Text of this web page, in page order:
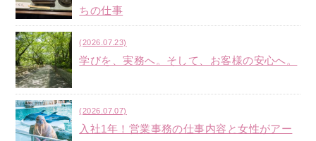
ちの仕事
(2026.07.23)
学びを、実務へ。そして、お客様の安心へ。
(2026.07.07)
入社1年！営業事務の仕事内容と女性がアー